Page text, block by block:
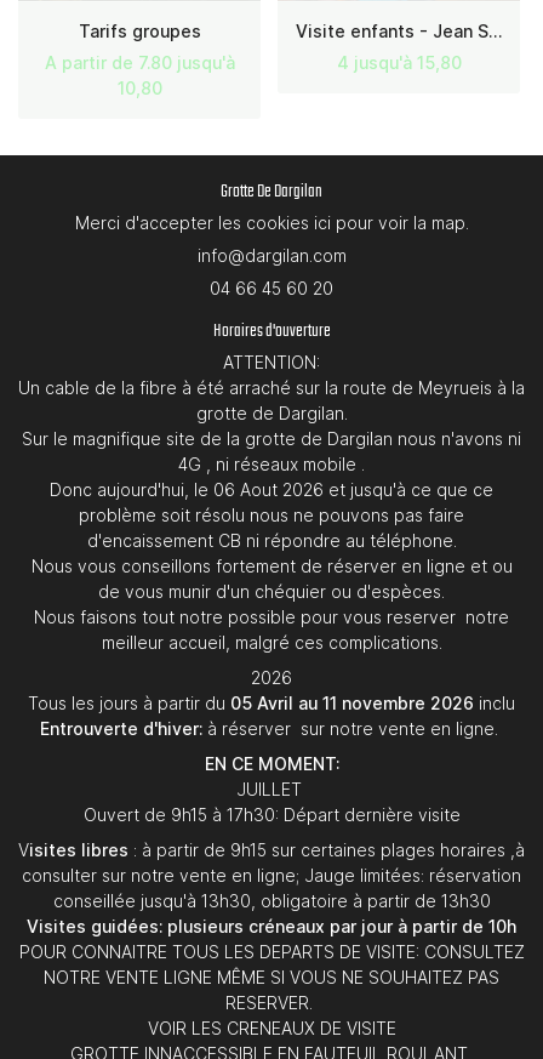
Tarifs groupes
A partir de 7.80 jusqu'à
10,80
Visite enfants - Jean Sahuquet
4 jusqu'à 15,80
Grotte De Dargilan
Merci d'accepter les cookies icipour voir la map.
04 66 45 60 20
Horaires d'ouverture
ATTENTION:
Un cable de la fibre à été arraché sur la route de Meyrueis à la
grotte de Dargilan.
Sur le magnifique site de la grotte de Dargilan nous n'avons ni
4G , ni réseaux mobile .
Donc aujourd'hui, le 06 Aout 2026 et jusqu'à ce que ce
problème soit résolu nous ne pouvons pas faire
d'encaissement CB ni répondre au téléphone.
Nous vous conseillons fortement de réserver en ligne et ou
de vous munir d'un chéquier ou d'espèces.
Nous faisons tout notre possible pour vous reserver notre
meilleur accueil, malgré ces complications.
2026
Tous les jours à partir du 05 Avril au 11 novembre 2026 inclu
Entrouverte d'hiver: à réserver sur notre vente en ligne.
EN CE MOMENT:
JUILLET
Ouvert de 9h15 à 17h30: Départ dernière visite
Visites libres : à partir de 9h15 sur certaines plages horaires ,à
consulter sur notre vente en ligne; Jauge limitées: réservation
conseillée jusqu'à 13h30, obligatoire à partir de 13h30
Visites guidées: plusieurs créneaux par jour à partir de 10h
POUR CONNAITRE TOUS LES DEPARTS DE VISITE: CONSULTEZ
NOTRE VENTE LIGNE MÊME SI VOUS NE SOUHAITEZ PAS
RESERVER.
VOIR LES CRENEAUX DE VISITE
GROTTE INNACCESSIBLE EN FAUTEUIL ROULANT